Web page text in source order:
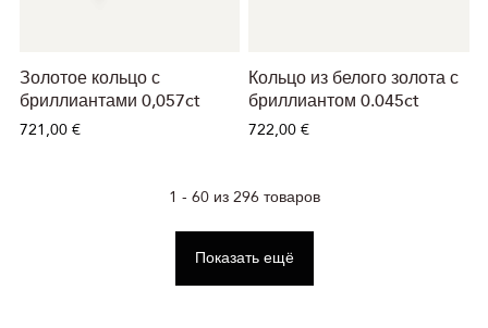
Золотое кольцо с
бриллиантами 0,057ct
721,00 €
Кольцо из белого золота с
бриллиантом 0.045ct
722,00 €
1 - 60 из 296 товаров
Показать ещё